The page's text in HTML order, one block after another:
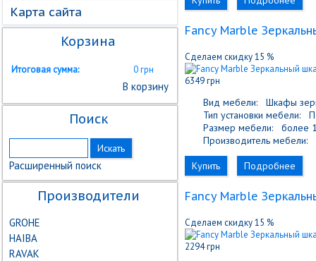
Карта сайта
Корзина
Итоговая сумма: 0 грн
В корзину
Поиск
Расширенный поиск
Производители
GROHE
HAIBA
RAVAK
Fancy Marble
Сделаем скидку 15 %
6349 грн
Вид мебели:
Шкафы
Тип установки мебели:
Размер мебели:
более
Производитель мебели:
Купить
Подробнее
Fancy Marble
Сделаем скидку 15 %
2294 грн